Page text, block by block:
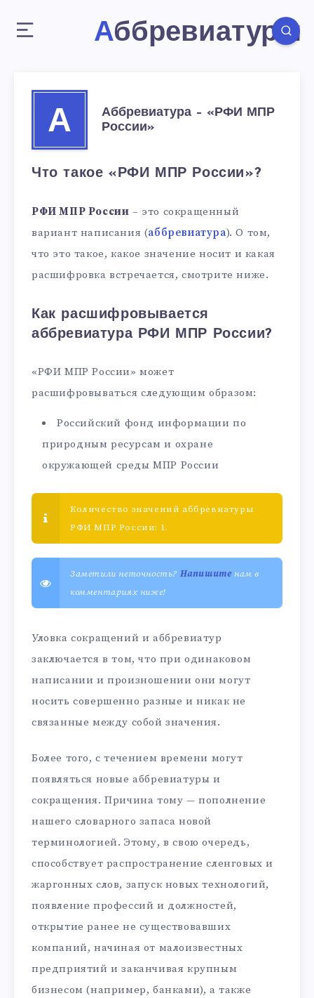
Аббревиатуры
А
Аббревиатура – «РФИ МПР
России»
Что такое «РФИ МПР России»?
РФИ МПР России – это сокращенный
вариант написания (аббревиатура). О том,
что это такое, какое значение носит и какая
расшифровка встречается, смотрите ниже.
Как расшифровывается
аббревиатура РФИ МПР России?
«РФИ МПР России» может
расшифровываться следующим образом:
Российский фонд информации по
природным ресурсам и охране
окружающей среды МПР России
Количество значений аббревиатуры
РФИ МПР России: 1.
Заметили неточность? Напишитенам в
комментариях ниже!
Уловка сокращений и аббревиатур
заключается в том, что при одинаковом
написании и произношении они могут
носить совершенно разные и никак не
связанные между собой значения.
Более того, с течением времени могут
появляться новые аббревиатуры и
сокращения. Причина тому — пополнение
нашего словарного запаса новой
терминологией. Этому, в свою очередь,
способствует распространение сленговых и
жаргонных слов, запуск новых технологий,
появление профессий и должностей,
открытие ранее не существовавших
компаний, начиная от малоизвестных
предприятий и заканчивая крупным
бизнесом (например, банками), а также